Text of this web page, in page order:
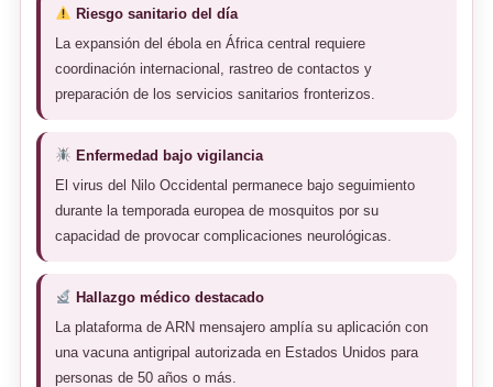
Riesgo sanitario del día
La expansión del ébola en África central requiere
coordinación internacional, rastreo de contactos y
preparación de los servicios sanitarios fronterizos.
Enfermedad bajo vigilancia
El virus del Nilo Occidental permanece bajo seguimiento
durante la temporada europea de mosquitos por su
capacidad de provocar complicaciones neurológicas.
Hallazgo médico destacado
La plataforma de ARN mensajero amplía su aplicación con
una vacuna antigripal autorizada en Estados Unidos para
personas de 50 años o más.